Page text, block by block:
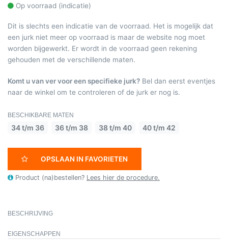
Op voorraad (indicatie)
Dit is slechts een indicatie van de voorraad. Het is mogelijk dat
een jurk niet meer op voorraad is maar de website nog moet
worden bijgewerkt. Er wordt in de voorraad geen rekening
gehouden met de verschillende maten.
Komt u van ver voor een specifieke jurk? Bel dan eerst eventjes
naar de winkel om te controleren of de jurk er nog is.
BESCHIKBARE MATEN
34 t/m 36 36 t/m 38 38 t/m 40 40 t/m 42
OPSLAAN IN FAVORIETEN
Product (na)bestellen? Lees hier de procedure.
BESCHRIJVING
EIGENSCHAPPEN